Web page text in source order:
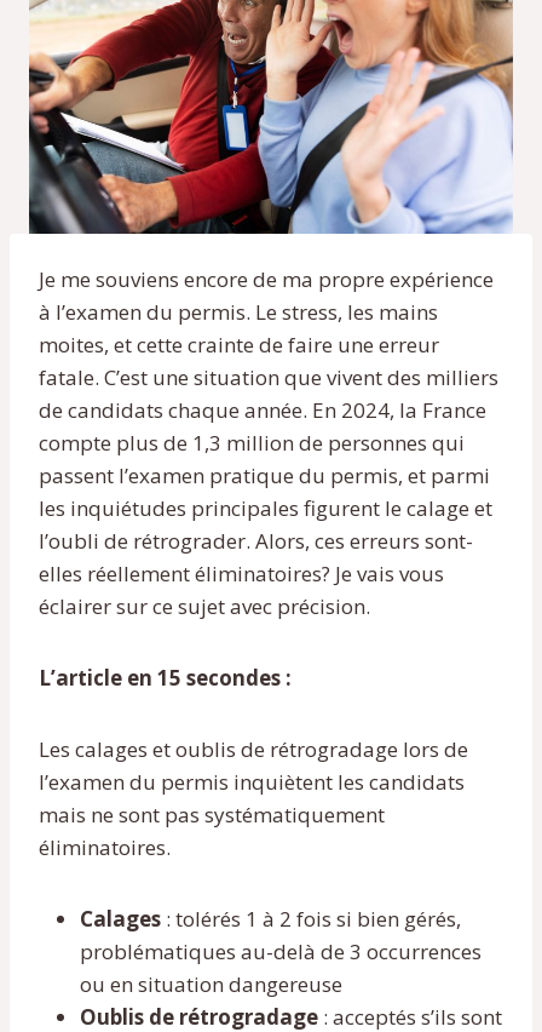
Je me souviens encore de ma propre expérience
à l’examen du permis. Le stress, les mains
moites, et cette crainte de faire une erreur
fatale. C’est une situation que vivent des milliers
de candidats chaque année. En 2024, la France
compte plus de 1,3 million de personnes qui
passent l’examen pratique du permis, et parmi
les inquiétudes principales figurent le calage et
l’oubli de rétrograder. Alors, ces erreurs sont-
elles réellement éliminatoires? Je vais vous
éclairer sur ce sujet avec précision.
L’article en 15 secondes :
Les calages et oublis de rétrogradage lors de
l’examen du permis inquiètent les candidats
mais ne sont pas systématiquement
éliminatoires.
Calages : tolérés 1 à 2 fois si bien gérés,
problématiques au-delà de 3 occurrences
ou en situation dangereuse
Oublis de rétrogradage : acceptés s’ils sont